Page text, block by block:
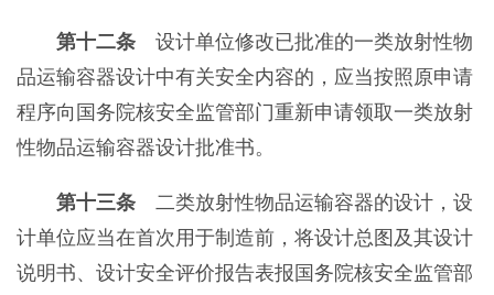
第十二条设计单位修改已批准的一类放射性物
品运输容器设计中有关安全内容的，应当按照原申请
程序向国务院核安全监管部门重新申请领取一类放射
性物品运输容器设计批准书。
第十三条二类放射性物品运输容器的设计，设
计单位应当在首次用于制造前，将设计总图及其设计
说明书、设计安全评价报告表报国务院核安全监管部